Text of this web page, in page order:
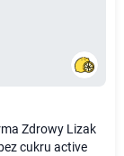
Zdrowy Lizak
cukru active